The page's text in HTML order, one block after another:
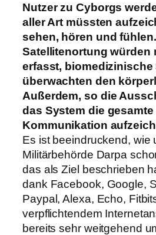
Nutzer zu Cyborgs
aller Art müssten
sehen, hören und
Satellitenortung würden
erfasst, biomedizinische
überwachten den
Außerdem, so die
das System die gesamte
Kommunikation
Es ist beeindruckend, wie
Militärbehörde Darpa
das als Ziel beschrieben
dank Facebook, Google,
Paypal, Alexa, Echo,
verpflichtendem
bereits sehr weitgehend